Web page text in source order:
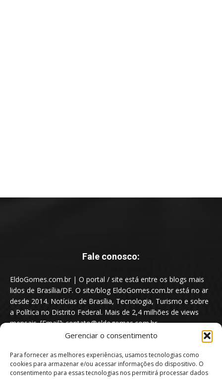
Gerenciar o consentimento
Para fornecer as melhores experiências, usamos tecnologias como
cookies para armazenar e/ou acessar informações do dispositivo. O
consentimento para essas tecnologias nos permitirá processar dados
Fale conosco:
EldoGomes.com.br | O portal / site está entre os blogs mais
lidos de Brasília/DF. O site/blog EldoGomes.com.br está no ar
desde 2014. Notícias de Brasília, Tecnologia, Turismo e sobre
a Política no Distrito Federal. Mais de 2,4 milhões de views
mensais. [Email]: contato@eldogomes.com.br